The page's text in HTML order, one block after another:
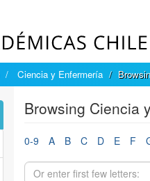
Ciencia y Enfermería
Browsing Ciencia
0-9 A B C D E F